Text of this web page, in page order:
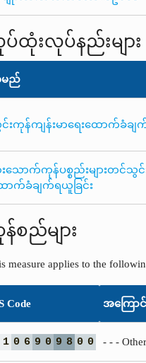
ထုံးလုပ်နည်းများ
ည်
းကုန်ကျန်းမာရေးထောက်ခံချ
းသောက်ကုန်ပစ္စည်းများတင်သွင်
ာက်ခံချက်ရယူခြင်း
စည်များ
measure applies to the
Code အကြော
1 0 6 9 0 9 8 0 0 - - -